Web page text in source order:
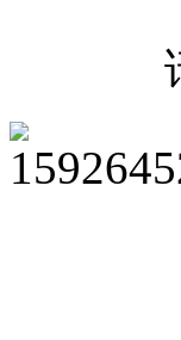
请
微